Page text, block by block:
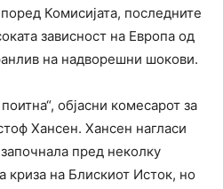
Комисијата, последните
зависност на Европа од
на надворешни шокови.
објасни комесарот за
Хансен. Хансен нагласи
пред неколку
криза на Блискиот Исток, но